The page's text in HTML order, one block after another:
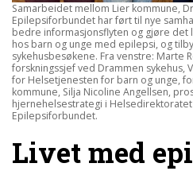
Samarbeidet mellom Lier kommune,
Epilepsiforbundet har ført til nye
bedre informasjonsflyten og gjøre
hos barn og unge med epilepsi, og
sykehusbesøkene. Fra venstre: Marte
forskningssjef ved Drammen sykehus,
for Helsetjenesten for barn og unge,
kommune, Silja Nicoline Angellsen,
hjernehelsestrategi i
Epilepsiforbundet.
Livet med